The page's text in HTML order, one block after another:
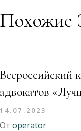
Похожие
Всероссийский
адвокатов
14.07.2023
От operator